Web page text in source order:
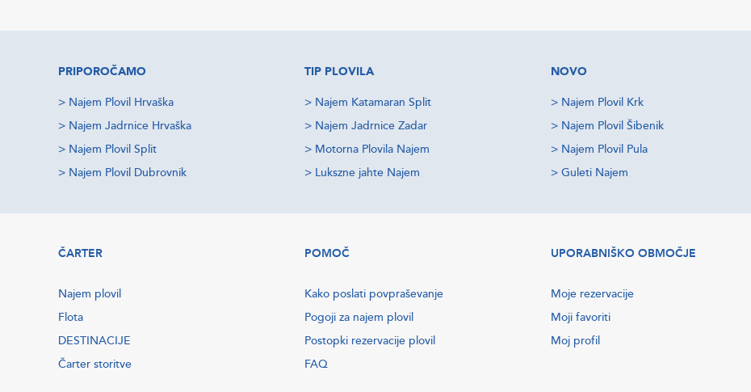
PRIPOROČAMO
> Najem Plovil Hrvaška
> Najem Jadrnice Hrvaška
> Najem Plovil Split
> Najem Plovil Dubrovnik
TIP PLOVILA
> Najem Katamaran Split
> Najem Jadrnice Zadar
> Motorna Plovila Najem
> Lukszne jahte Najem
NOVO
> Najem Plovil Krk
> Najem Plovil Šibenik
> Najem Plovil Pula
> Guleti Najem
ČARTER
Najem plovil
Flota
DESTINACIJE
Čarter storitve
POMOČ
Kako poslati povpraševanje
Pogoji za najem plovil
Postopki rezervacije plovil
FAQ
UPORABNIŠKO OBMOČJE
Moje rezervacije
Moji favoriti
Moj profil